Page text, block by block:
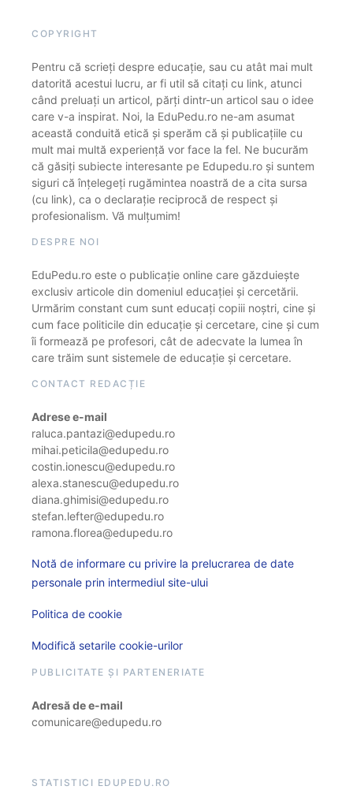
COPYRIGHT
Pentru că scrieți despre educație, sau cu atât mai mult
datorită acestui lucru, ar fi util să citați cu link, atunci
când preluați un articol, părți dintr-un articol sau o idee
care v-a inspirat. Noi, la EduPedu.ro ne-am asumat
această conduită etică și sperăm că și publicațiile cu
mult mai multă experiență vor face la fel. Ne bucurăm
că găsiți subiecte interesante pe Edupedu.ro și suntem
siguri că înțelegeți rugămintea noastră de a cita sursa
(cu link), ca o declarație reciprocă de respect și
profesionalism. Vă mulțumim!
DESPRE NOI
EduPedu.ro este o publicație online care găzduiește
exclusiv articole din domeniul educației și cercetării.
Urmărim constant cum sunt educați copiii noștri, cine și
cum face politicile din educație și cercetare, cine și cum
îi formează pe profesori, cât de adecvate la lumea în
care trăim sunt sistemele de educație și cercetare.
CONTACT REDACȚIE
Adrese e-mail
raluca.pantazi@edupedu.ro
mihai.peticila@edupedu.ro
costin.ionescu@edupedu.ro
alexa.stanescu@edupedu.ro
diana.ghimisi@edupedu.ro
stefan.lefter@edupedu.ro
ramona.florea@edupedu.ro
Notă de informare cu privire la prelucrarea de date
personale prin intermediul site-ului
Politica de cookie
Modifică setarile cookie-urilor
PUBLICITATE ȘI PARTENERIATE
Adresă de e-mail
comunicare@edupedu.ro
STATISTICI EDUPEDU.RO